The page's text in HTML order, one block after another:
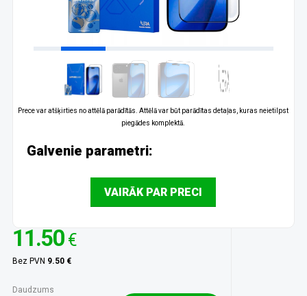
Prece var atšķirties no attēlā parādītās. Attēlā var būt parādītas detaļas, kuras neietilpst
piegādes komplektā.
Galvenie parametri:
VAIRĀK PAR PRECI
11.50 €
Bez PVN 9.50 €
Daudzums